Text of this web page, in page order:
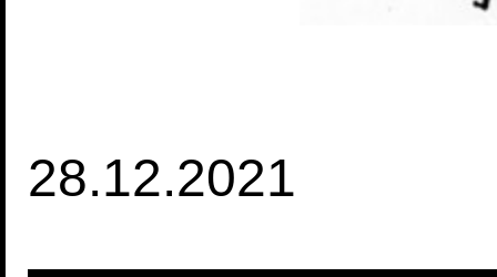
28.12.2021